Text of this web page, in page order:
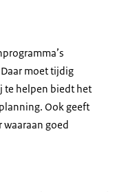
moet tijdig
te helpen biedt het
Ook geeft
waaraan goed